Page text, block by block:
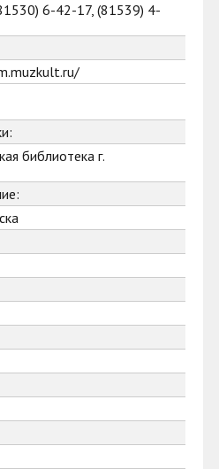
6-42-17, (81539) 4-
библиотека г.